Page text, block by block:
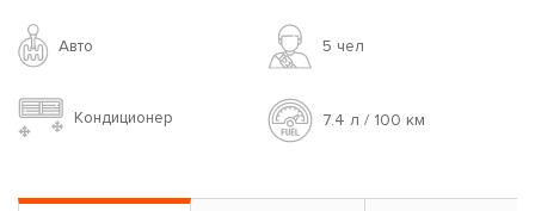
Авто 5 чел
Кондиционер 7.4 л / 100 км